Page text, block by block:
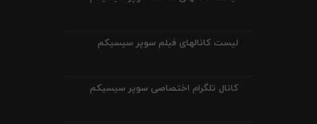
لیست کانالهای فیلم سوپر سیسیکم
کانال تلگرام اختصاصی سوپر سیسیکم